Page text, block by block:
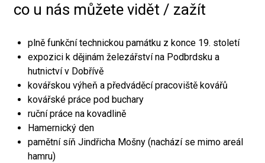
co u nás můžete vidět / zažít
plně funkční technickou památku z konce 19. století
expozici k dějinám železářství na Podbrdsku a
hutnictví v Dobřívě
kovářskou výheň a předváděcí pracoviště kovářů
kovářské práce pod buchary
ruční práce na kovadlině
Hamernický den
pamětní síň Jindřicha Mošny (nachází se mimo areál
hamru)